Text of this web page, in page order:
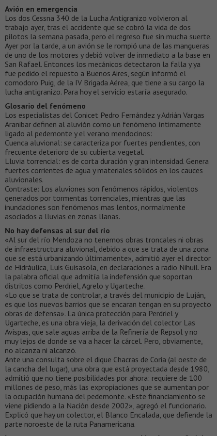
Avión en emergencia
Los dos Cessna 340 de la Lucha Antigranizo volvieron al
trabajo ayer, tras el accidente que se cobró la vida de dos
pilotos la semana pasada, pero el regreso fue sin mucha suerte.
Ayer por la tarde, a un avión se le rompió una de las mangueras
de uno de los motores y debió volver de inmediato a la base en
San Rafael. Entonces los mecánicos detectaron la falla y ya
fue pedido el repuesto a Buenos Aires, según informó el
comodoro Puig, de la IV Brigada Aérea, que tiene a su cargo la
lucha antigranizo. Para hoy el servicio estaría asegurado.
Glosario del fenómeno
Los especialistas del Conicet Pedro Fernández y Adrián Vargas
Aranibar definen al aluvión como un fenómeno íntimamente
ligado al pedemonte y el verano mendocinos:
Cuenca aluvional: se caracteriza por fuertes pendientes, con
frecuente deterioro de su cubierta vegetal.
Lluvia torrencial: es de corta duración y gran intensidad. Genera
fuertes corrientes de agua y materiales sólidos en los cauces
aluvionales.
Contraste: Los aluviones son fenómenos rápidos, violentos
generados por tormentas torrenciales, mientras que las
inundaciones son fenómenos mas lentos, normalmente
asociados a lluvias en zonas llanas.
No hay defensas al sur del río
«Al sur del río Mendoza no tenemos obras troncales ni obras
de infraestructura aluvional, debido a que se trata de una zona
que se está urbanizando últimamente», admitió ayer el director
de Hidráulica, Luis Guisasola, en declaraciones a radio Nihuil. Era
la palabra oficial que admitía la indefensión que soportan
distritos como Perdriel, Agrelo y Ugarteche.
«Lo que se trata de controlar, a través del municipio de Luján,
es que los nuevos barrios que se encaran tengan en su proyecto
obras de defensa». La única protección para Perdriel y
Ugarteche, es una obra vieja, la derivación del colector Las
Avispas, que sale aguas arriba de la Refinería de Repsol y no
muy lejos de donde se va a hacer la cárcel. Pero, obviamente,
no alcanza ni alcanzó.
Ante una consulta sobre el dique Chacras de Coria (al oeste de
la cancha del lugar), una obra que está proyectada desde 1980,
admitió que no tiene posibilidades por ahora: requiere de 100
millones de peso, más las expropiaciones que se aumentan por
la ocupación humana del pedemonte. «Este financiamiento se
viene pidiendo a la Nación desde 2002», agregó el funcionario.
Explicó que hay un colector, el Blanco Encalada, que defiende la
parte noroeste de la ruta Panamericana.